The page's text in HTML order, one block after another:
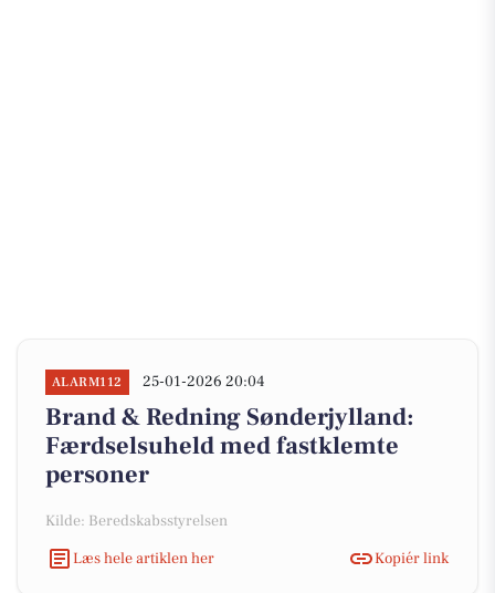
ALARM112 25-01-2026 20:04
Brand & Redning Sønderjylland:
Færdselsuheld med fastklemte
personer
Kilde: Beredskabsstyrelsen
Læs hele artiklen her
Kopiér link